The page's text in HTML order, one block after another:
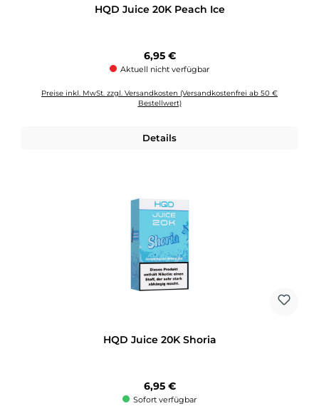
HQD Juice 20K Peach Ice
Regulärer Preis:
6,95 €
Aktuell nicht verfügbar
Preise inkl. MwSt. zzgl. Versandkosten (Versandkostenfrei ab 50 €
Bestellwert)
Details
HQD Juice 20K Shoria
Regulärer Preis:
6,95 €
Sofort verfügbar